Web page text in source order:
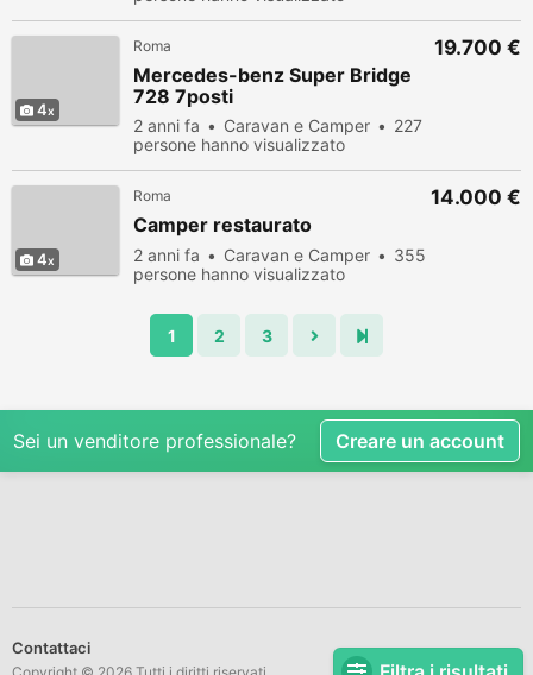
4
Roma
Mercedes-benz Super Bridge
728 7posti
2 anni fa Caravan e Camper
227
persone hanno visualizzato
19.700 €
4
Roma
Camper restaurato
2 anni fa Caravan e Camper
355
persone hanno visualizzato
14.000 €
1 2 3
Sei un venditore professionale? Creare un account
Contattaci